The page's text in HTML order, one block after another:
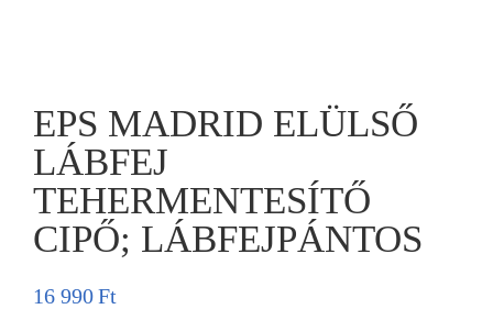
EPS MADRID ELÜLSŐ
LÁBFEJ
TEHERMENTESÍTŐ
CIPŐ; LÁBFEJPÁNTOS
16 990Ft